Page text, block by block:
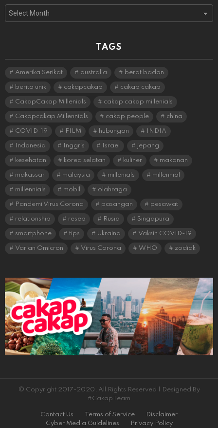
TAGS
Amerika Serikat australia berat badan
berita unik cakapcakap cakap cakap
CakapCakap Millenials cakap cakap millenials
Cakapcakap Millennials cakap people china
COVID-19 FILM hubungan INDIA
Indonesia Inggris Israel jepang
kesehatan korea selatan kuliner makanan
makassar malaysia millenials millennial
millennials mobil olahraga
Pandemi Virus Corona pasangan pesawat
relationship resep Rusia Singapura
smartphone tips Ukraina Vaksin COVID-19
Varian Omicron Virus Corona WHO zodiak
© Copyright 2017-2020, All Rights Reserved | Designed By
#CakapTeam
Contact Us Terms of Service
Disclaimer
Cyber Media Guidelines
Privacy Policy